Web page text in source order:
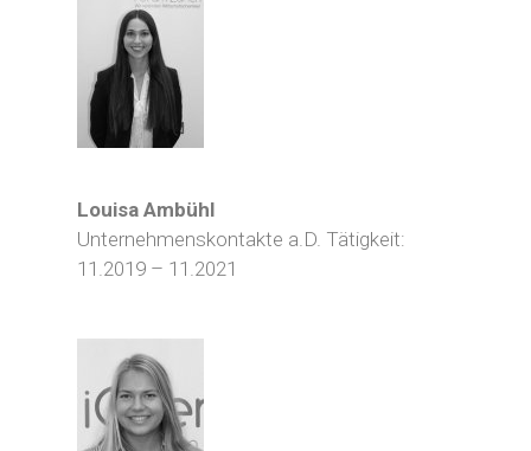
Louisa Ambühl
Unternehmenskontakte a.D. Tätigkeit:
11.2019 – 11.2021